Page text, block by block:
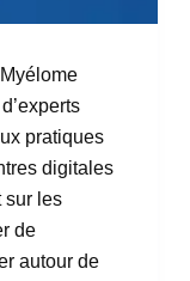
pratiques
digitales
sur les
de
autour de